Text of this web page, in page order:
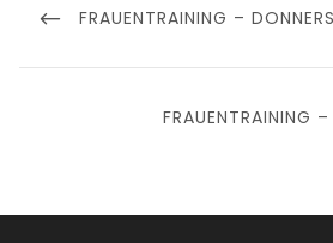
PREVIOUS
FRAUENTRAINING –
NEXT
FRAUENTRAINING